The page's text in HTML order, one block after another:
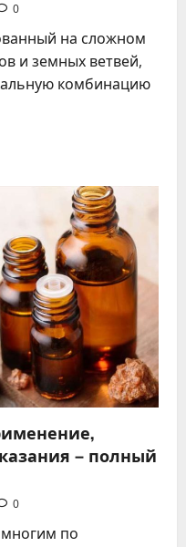
0
на сложном
и земных ветвей,
комбинацию
– полный
0
многим по